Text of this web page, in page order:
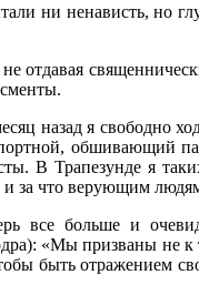
ни ненависть, но
отдавая
назад я свободно
В Трапезунде я
и за что верующим
все больше и
«Мы призваны
быть отражением